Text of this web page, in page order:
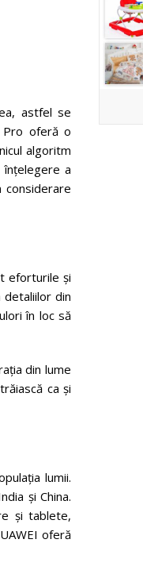
astfel se
Pro oferă o
algoritm
înțelegere a
eforturile și
din
în loc să
din lume
ca și
lumii.
și China.
și tablete,
oferă